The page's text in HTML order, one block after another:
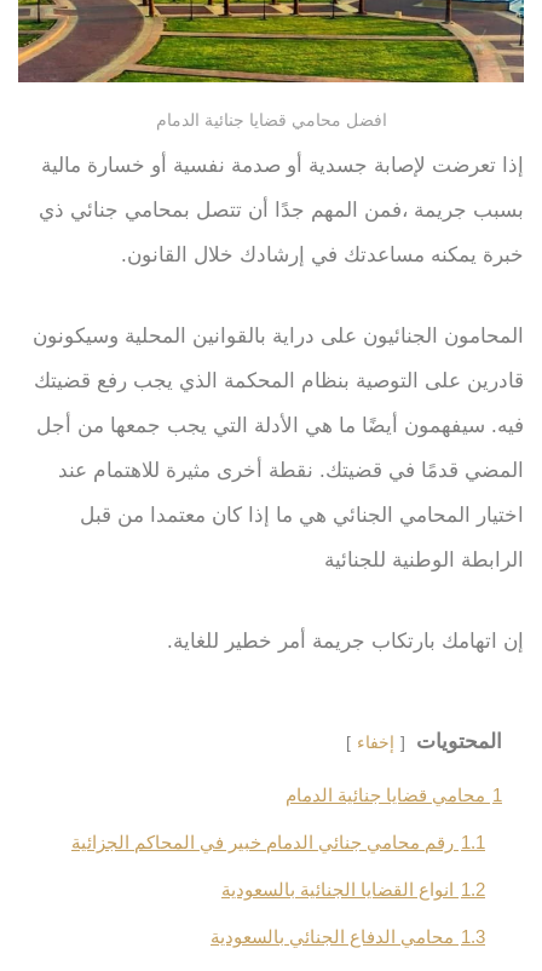
افضل محامي قضايا جنائية الدمام
إذا تعرضت لإصابة جسدية أو صدمة نفسية أو خسارة مالية
بسبب جريمة ،فمن المهم جدًا أن تتصل بمحامي جنائي ذي
خبرة يمكنه مساعدتك في إرشادك خلال القانون.
المحامون الجنائيون على دراية بالقوانين المحلية وسيكونون
قادرين على التوصية بنظام المحكمة الذي يجب رفع قضيتك
فيه. سيفهمون أيضًا ما هي الأدلة التي يجب جمعها من أجل
المضي قدمًا في قضيتك. نقطة أخرى مثيرة للاهتمام عند
اختيار المحامي الجنائي هي ما إذا كان معتمدا من قبل
الرابطة الوطنية للجنائية
إن اتهامك بارتكاب جريمة أمر خطير للغاية.
المحتويات إخفاء
1 محامي قضايا جنائية الدمام
1.1 رقم محامي جنائي الدمام خبير في المحاكم الجزائية
1.2 انواع القضايا الجنائية بالسعودية
1.3 محامي الدفاع الجنائي بالسعودية